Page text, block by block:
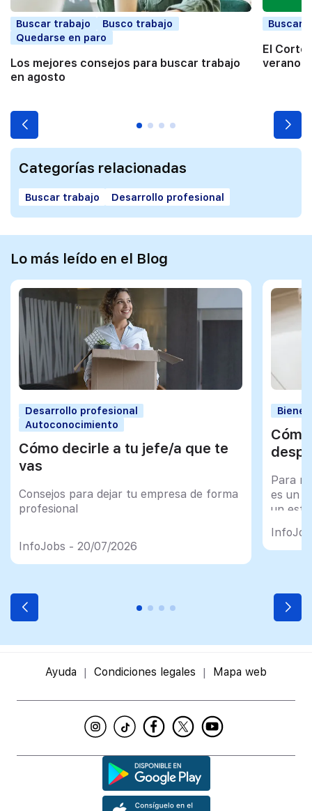
Buscar trabajo
Busco trabajo
Quedarse en paro
Los mejores consejos para buscar trabajo
en agosto
Buscar
El Corte
verano
Categorías relacionadas
Buscar trabajo Desarrollo profesional
Lo más leído en el Blog
Desarrollo profesional
Autoconocimiento
Cómo decirle a tu jefe/a que te
vas
Consejos para dejar tu empresa de forma
profesional
InfoJobs - 20/07/2026
Para
es un
un
Ayuda Condiciones legales Mapa web